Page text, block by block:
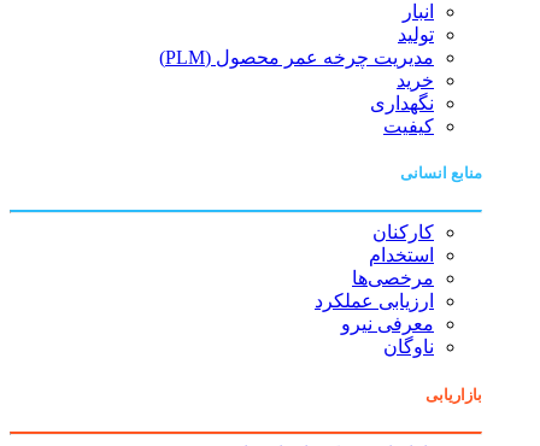
انبار
تولید
مدیریت چرخه عمر محصول (PLM)
خرید
نگهداری
کیفیت
منابع انسانی
کارکنان
استخدام
مرخصی‌ها
ارزیابی عملکرد
معرفی نیرو
ناوگان
بازاریابی